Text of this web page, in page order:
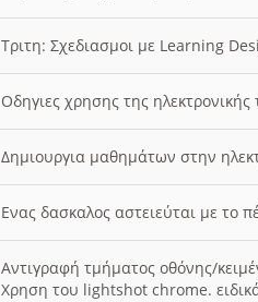
Τριτη: Σχεδιασμοι με Learning
Οδηγιες χρησης της
Δημιουργια μαθημάτων στην
Ενας δασκαλος αστειεύται με
Αντιγραφή τμήματος οθόνης/
Χρηση του lightshot chrome.